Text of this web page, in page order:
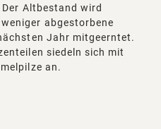
Altbestand wird
abgestorbene
Jahr mitgeerntet.
siedeln sich mit
an.